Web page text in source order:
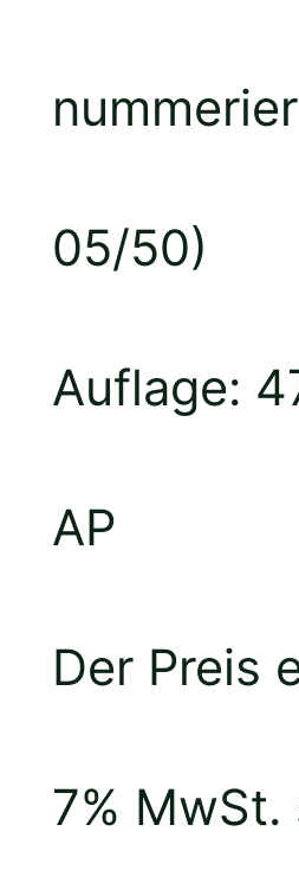
05/50)
Auflage:
AP
Der Preis
7% MwSt.